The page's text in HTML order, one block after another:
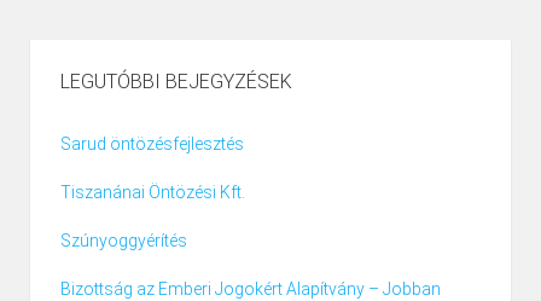
LEGUTÓBBI BEJEGYZÉSEK
Sarud öntözésfejlesztés
Tiszanánai Öntözési Kft.
Szúnyoggyérítés
Bizottság az Emberi Jogokért Alapítvány – Jobban